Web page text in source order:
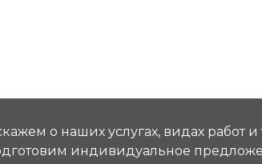
о наших услугах, видах работ и
индивидуальное